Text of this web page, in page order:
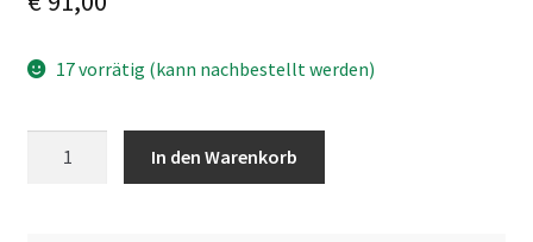
17 vorrätig (kann nachbestellt werden)
In den Warenkorb